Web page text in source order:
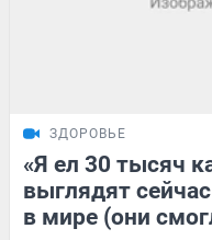
ЗДОРОВЬЕ
«Я ел 30 тысяч
выглядят
в мире (они